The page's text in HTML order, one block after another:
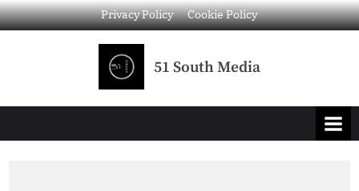
Privacy Policy Cookie Policy
51 South Media